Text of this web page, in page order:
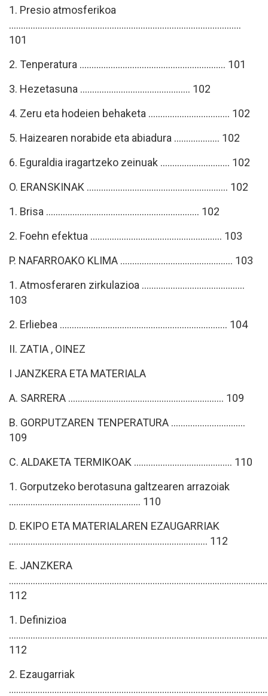
1. Presio atmosferikoa
.................................................................................................
101
2. Tenperatura ............................................................. 101
3. Hezetasuna .............................................. 102
4. Zeru eta hodeien behaketa .................................. 102
5. Haizearen norabide eta abiadura ................... 102
6. Eguraldia iragartzeko zeinuak ............................. 102
O. ERANSKINAK ........................................................... 102
1. Brisa ................................................................ 102
2. Foehn efektua ....................................................... 103
P. NAFARROAKO KLIMA ............................................... 103
1. Atmosferaren zirkulazioa ...........................................
103
2. Erliebea ...................................................................... 104
II. ZATIA , OINEZ
I JANZKERA ETA MATERIALA
A. SARRERA ................................................................. 109
B. GORPUTZAREN TENPERATURA ...............................
109
C. ALDAKETA TERMIKOAK ......................................... 110
1. Gorputzeko berotasuna galtzearen arrazoiak
....................................................... 110
D. EKIPO ETA MATERIALAREN EZAUGARRIAK
................................................................................... 112
E. JANZKERA
112
1. Definizioa
112
2. Ezaugarriak